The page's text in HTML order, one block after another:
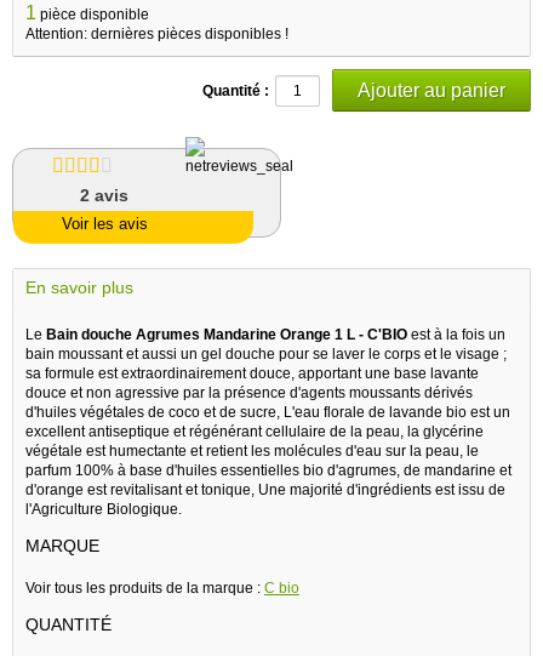
1 pièce disponible
Attention: dernières pièces disponibles !
Quantité :
2 avis
Voir les avis
En savoir plus
Le Bain douche Agrumes Mandarine Orange 1 L - C'BIO est à la fois un
bain moussant et aussi un gel douche pour se laver le corps et le visage ;
sa formule est extraordinairement douce, apportant une base lavante
douce et non agressive par la présence d'agents moussants dérivés
d'huiles végétales de coco et de sucre, L'eau florale de lavande bio est un
excellent antiseptique et régénérant cellulaire de la peau, la glycérine
végétale est humectante et retient les molécules d'eau sur la peau, le
parfum 100% à base d'huiles essentielles bio d'agrumes, de mandarine et
d'orange est revitalisant et tonique, Une majorité d'ingrédients est issu de
l'Agriculture Biologique.
MARQUE
Voir tous les produits de la marque : C bio
QUANTITÉ